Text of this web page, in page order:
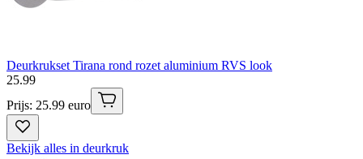
Deurkrukset Tirana rond rozet aluminium RVS look
25.99
Prijs: 25.99 euro
Bekijk alles in deurkruk